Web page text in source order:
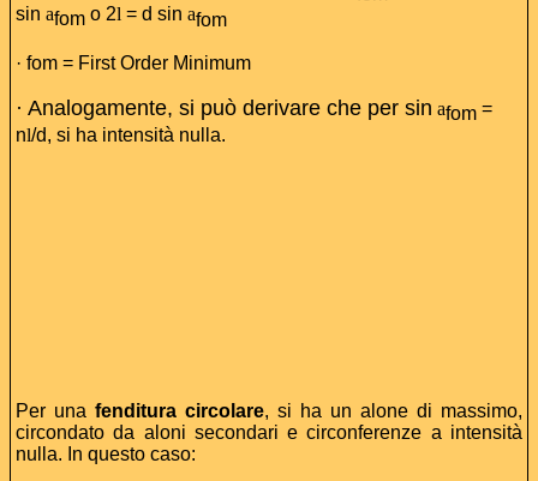
sin afom o 2l = d sin afom
· fom = First Order Minimum
· Analogamente, si può derivare che per sin afom =
nl/d, si ha intensità nulla.
Per una fenditura circolare, si ha un alone di massimo,
circondato da aloni secondari e circonferenze a intensità
nulla. In questo caso: